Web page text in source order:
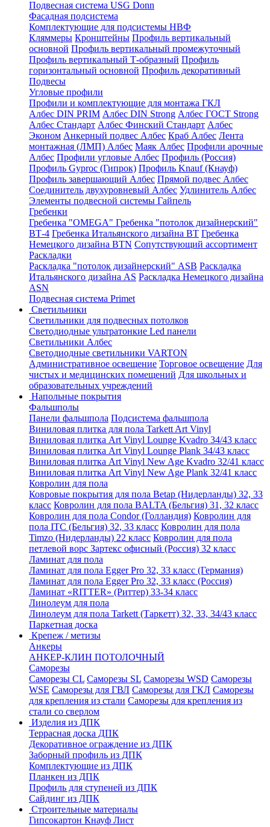
Подвесная система USG Donn
Фасадная подсистема
Комплектующие для подсистемы НВФ
Кляммеры Кронштейны Профиль вертикальный
основной Профиль вертикальный промежуточный
Профиль вертикальный Т-образный Профиль
горизонтальный основной Профиль декоративный
Подвесы
Угловые профили
Профили и комплектующие для монтажа ГКЛ
Албес DIN PRIM Албес DIN Strong Албес ГОСТ Strong
Албес Стандарт Албес Финский Стандарт Албес
Эконом Анкерный подвес Албес Краб Албес Лента
монтажная (ЛМП) Албес Маяк Албес Профили арочные
Албес Профили угловые Албес Профиль (Россия)
Профиль Gyproc (Гипрок) Профиль Knauf (Кнауф)
Профиль завершающий Албес Прямой подвес Албес
Соединитель двухуровневый Албес Удлинитель Албес
Элементы подвесной системы Гайпель
Гребенки
Гребенка "OMEGA" Гребенка "потолок дизайнерский"
ВТ-4 Гребенка Итальянского дизайна BT Гребенка
Немецкого дизайна ВТN Сопутствующий ассортимент
Раскладки
Раскладка "потолок дизайнерский" ASB Раскладка
Итальянского дизайна AS Раскладка Немецкого дизайна
АSN
Подвесная система Primet
Светильники
Светильники для подвесных потолков
Светодиодные ультратонкие Led панели
Светильники Албес
Светодиодные светильники VARTON
Административное освещение Торговое освещение Для
чистых и медицинских помещений Для школьных и
образовательных учреждений
Напольные покрытия
Фальшполы
Панели фальшпола Подсистема фальшпола
Виниловая плитка для пола Tarkett Art Vinyl
Виниловая плитка Art Vinyl Lounge Kvadro 34/43 класс
Виниловая плитка Art Vinyl Lounge Plank 34/43 класс
Виниловая плитка Art Vinyl New Age Kvadro 32/41 класс
Виниловая плитка Art Vinyl New Age Plank 32/41 класс
Ковролин для пола
Ковровые покрытия для пола Betap (Нидерланды) 32, 33
класс Ковролин для пола BALTA (Бельгия) 31, 32 класс
Ковролин для пола Condor (Голландия) Ковролин для
пола ITC (Бельгия) 32, 33 класс Ковролин для пола
Timzo (Нидерланды) 22 класс Ковролин для пола
петлевой ворс Зартекс офисный (Россия) 32 класс
Ламинат для пола
Ламинат для пола Egger Pro 32, 33 класс (Германия)
Ламинат для пола Egger Pro 32, 33 класс (Россия)
Ламинат «RITTER» (Риттер) 33-34 класс
Линолеум для пола
Линолеум для пола Tarkett (Таркетт) 32, 33, 34/43 класс
Паркетная доска
Крепеж / метизы
Анкеры
АНКЕР-КЛИН ПОТОЛОЧНЫЙ
Саморезы
Саморезы CL Саморезы SL Саморезы WSD Саморезы
WSE Саморезы для ГВЛ Саморезы для ГКЛ Саморезы
для крепления из стали Саморезы для крепления из
стали со сверлом
Изделия из ДПК
Террасная доска ДПК
Декоративное ограждение из ДПК
Заборный профиль из ДПК
Комплектующие из ДПК
Планкен из ДПК
Профиль для ступеней из ДПК
Сайдинг из ДПК
Строительные материалы
Гипсокартон Кнауф Лист